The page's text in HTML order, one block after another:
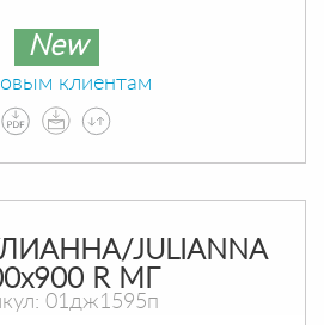
New
клиентам
JULIANNA
R МГ
01дж1595п